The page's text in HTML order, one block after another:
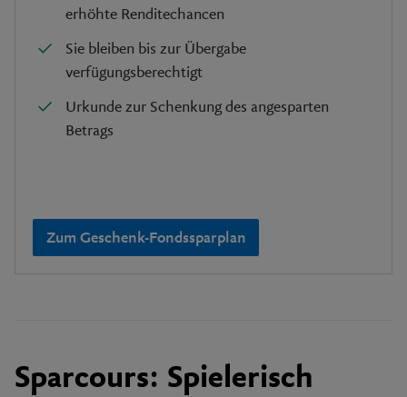
erhöhte Renditechancen
Sie bleiben bis zur Übergabe
verfügungsberechtigt
Urkunde zur Schenkung des angesparten
Betrags
Zum Geschenk-Fondssparplan
Sparcours: Spielerisch